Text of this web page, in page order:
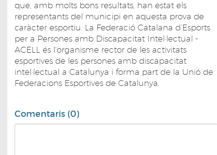
que, amb molts bons resultats, han estat els
representants del municipi en aquesta prova de
caràcter esportiu. La Federació Catalana d’Esports
per a Persones amb Discapacitat Intel·lectual -
ACELL és l'organisme rector de les activitats
esportives de les persones amb discapacitat
intel·lectual a Catalunya i forma part de la Unió de
Federacions Esportives de Catalunya.
Comentaris (0)